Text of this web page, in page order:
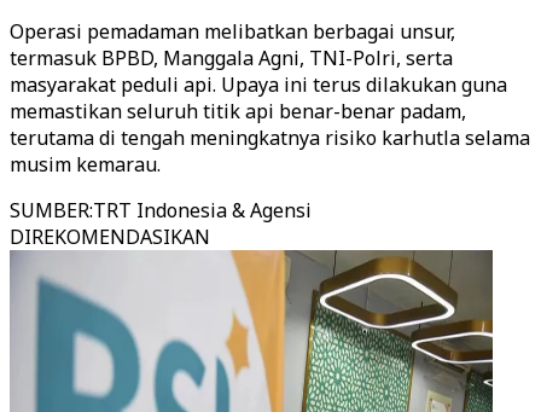
Operasi pemadaman melibatkan berbagai unsur,
termasuk BPBD, Manggala Agni, TNI-Polri, serta
masyarakat peduli api. Upaya ini terus dilakukan guna
memastikan seluruh titik api benar-benar padam,
terutama di tengah meningkatnya risiko karhutla selama
musim kemarau.
SUMBER:TRT Indonesia & Agensi
DIREKOMENDASIKAN